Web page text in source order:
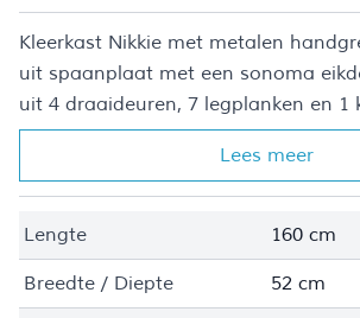
Kleerkast Nikkie met metalen
uit spaanplaat met een sonoma
uit 4 draaideuren, 7 legplanken en 1
Lees meer
Lengte 160 cm
Breedte / Diepte 52 cm